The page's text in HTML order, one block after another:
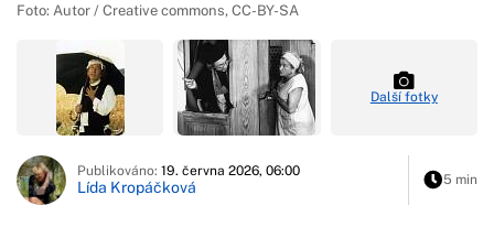
Foto: Autor / Creative commons, CC-BY-SA
Další fotky
Publikováno: 19. června 2026, 06:00
Lída Kropáčková 5 min